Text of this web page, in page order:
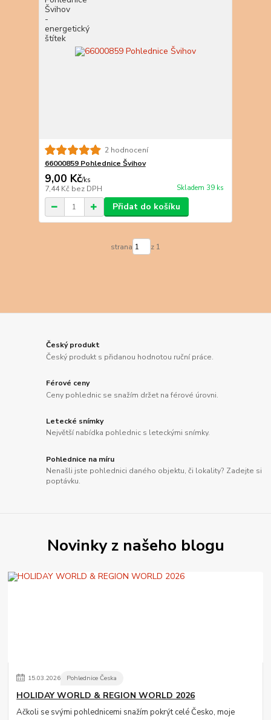
2 hodnocení
66000859 Pohlednice Švihov
9,00 Kč/ks
7,44 Kč bez DPH Skladem 39 ks
Přidat do košíku
strana z 1
Český produkt
Český produkt s přidanou hodnotou ruční práce.
Férové ceny
Ceny pohlednic se snažím držet na férové úrovni.
Letecké snímky
Největší nabídka pohlednic s leteckými snímky.
Pohlednice na míru
Nenašli jste pohlednici daného objektu, či lokality? Zadejte si
poptávku.
Novinky z našeho blogu
15.03.2026 Pohlednice Česka
HOLIDAY WORLD & REGION WORLD 2026
Ačkoli se svými pohlednicemi snažím pokrýt celé Česko, moje